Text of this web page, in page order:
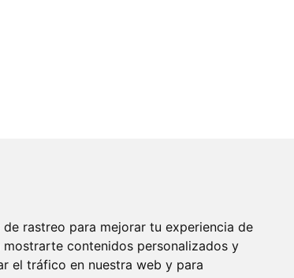
rastreo para mejorar tu experiencia de
contenidos personalizados y
el tráfico en nuestra web y para